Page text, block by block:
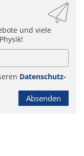
und viele
Datenschutz-
Absenden